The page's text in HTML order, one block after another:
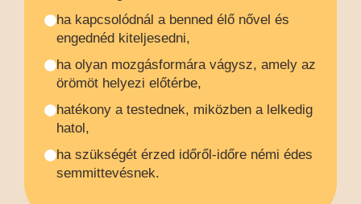
ha kapcsolódnál a benned élő nővel és
engednéd kiteljesedni,
ha olyan mozgásformára vágysz, amely az
örömöt helyezi előtérbe,
hatékony a testednek, miközben a lelkedig
hatol,
ha szükségét érzed időről-időre némi édes
semmittevésnek.